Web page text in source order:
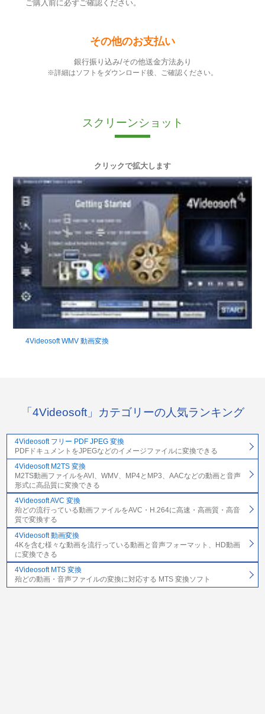
ご購入前に必ずご確認ください。
その他のお支払い
銀行振り込み/その他送金方法あり
※詳細はソフトをダウンロード後、ご確認ください。
スクリーンショット
クリックで拡大します
4Videosoft WMV 動画変換
「4Videosoft」カテゴリーの人気ランキング
4Videosoft フリー PDF JPEG 変換
PDFドキュメントをJPEGなどのイメージファイルに変換できる
4Videosoft M2TS 変換
M2TS動画ファイルをAVI、WMV、MP4とMP3、AACなどの動画と音声
形式に高品質に変換できる
4Videosoft AVC 変換
殆どの流行っている動画ファイルをAVC・H.264に高速・高画質・高音
質で変換する
4Videosoft 動画変換
4Kを含む様々な動画を流行っている動画と音声フォーマット、HD動画
に変換できる
4Videosoft MTS 変換
殆どの動画・音声ファイルの変換に対応する MTS 変換ソフト